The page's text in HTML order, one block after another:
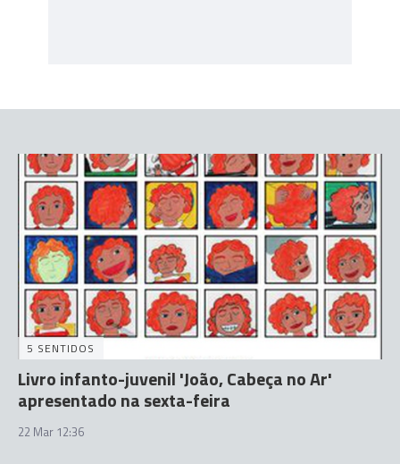
5 SENTIDOS
Livro infanto-juvenil 'João, Cabeça no Ar'
apresentado na sexta-feira
22 Mar 12:36